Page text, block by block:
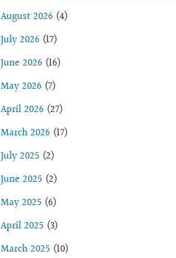
August 2026 (4)
July 2026 (17)
June 2026 (16)
May 2026 (7)
April 2026 (27)
March 2026 (17)
July 2025 (2)
June 2025 (2)
May 2025 (6)
April 2025 (3)
March 2025 (10)